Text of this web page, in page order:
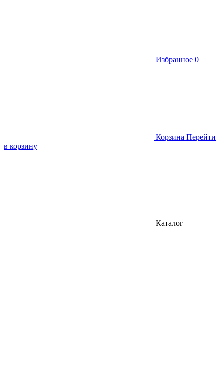
Избранное 0
Корзина Перейти
в корзину
Каталог